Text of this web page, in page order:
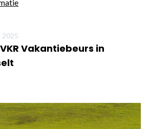
2025
Vakantiebeurs in